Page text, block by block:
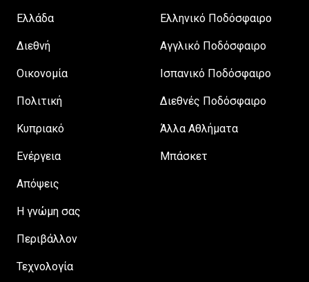
Ελλάδα
Διεθνή
Οικονομία
Πολιτική
Κυπριακό
Ενέργεια
Απόψεις
H γνώμη σας
Περιβάλλον
Τεχνολογία
Ελληνικό Ποδόσφαιρο
Αγγλικό Ποδόσφαιρο
Ισπανικό Ποδόσφαιρο
Διεθνές Ποδόσφαιρο
Άλλα Αθλήματα
Μπάσκετ